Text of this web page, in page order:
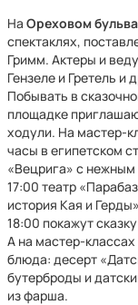
На Ореховом
спектаклях,
Гримм. Актеры и
Гензеле и Гретель и
Побывать в
площадке
ходули. На мастер-
часы в египетском
«Вецрига» с нежным
17:00 театр
история Кая и
18:00 покажут
А на мастер-классах
блюда: десерт
бутерброды и
из фарша.